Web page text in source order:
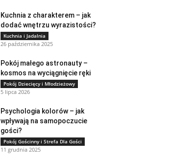
Kuchnia z charakterem – jak
dodać wnętrzu wyrazistości?
Kuchnia i Jadalnia
26 października 2025
Pokój małego astronauty –
kosmos na wyciągnięcie ręki
Pokój Dziecięcy i Młodzieżowy
5 lipca 2026
Psychologia kolorów – jak
wpływają na samopoczucie
gości?
Pokój Gościnny i Strefa Dla Gości
11 grudnia 2025